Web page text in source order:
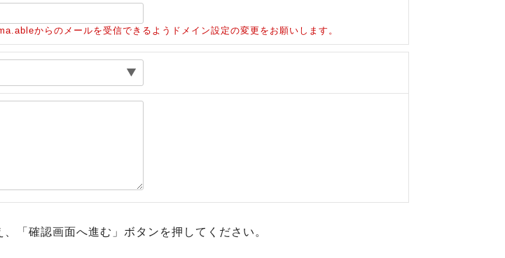
からのメールを受信できるようドメイン設定の変更をお願いします。
、「確認画面へ進む」ボタンを押してください。